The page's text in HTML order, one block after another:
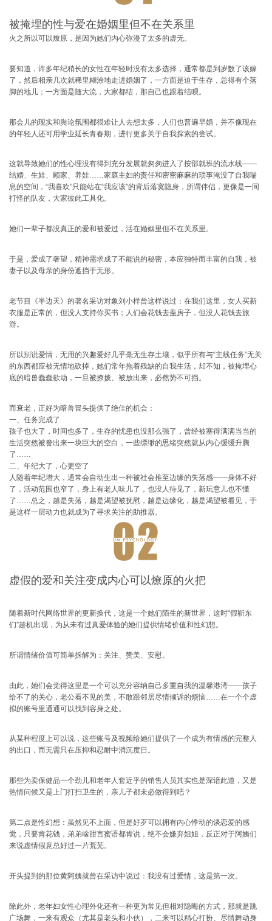
被掩埋的性与爱在婚姻里但不在关系里
火之所以可以燎原，是因为她们内心弥漫了太多的虚无。
要知道，许多年纪稍长的女性在年轻时没有太多选择，通常都是到岁数了该嫁
了，然后相亲几次就稀里糊涂地走进婚姻了，一方面是迫于生存，总得有个落
脚的地儿；一方面是随大流，大家都结，那自己也跟着结呗。
那会儿的现实和舆论氛围都很难让人去想太多，人们也普遍早婚，并不像现在
的年轻人还可用学业延长青春期，进行更多关于自我探索的尝试。
这就导致她们的性心理没有得到充分发展就匆匆进入了按部就班的流水线——
结婚、生娃、顾家、养娃……家庭主妇的责任和密密麻麻的琐事淹没了自我喘
息的空间，“我喜欢”只能站在“我应该”的背后落寞隐身，所谓伴侣，更像是一同
打怪的队友，大家彼此工具化。
她们一辈子都没真正的爱和被爱过，活在婚姻里但不在关系里。
于是，爱成了奢望，精神需求成了不能说的秘密，本应独特而丰富的自我，被
妻子以及母亲的身份遮挡于无形。
老节目《半边天》的著名采访对象刘小样曾这样说过：在我们这里，女人买新
衣服是正常的，但没人支持你买书；人们会花钱去盖房子，但没人花钱去旅
游。
所以别说爱情， 无用的兴趣爱好几乎毫无生存土壤，似乎所有与“主线任务”无关
的东西都应被无情地砍掉，她们常年拖着残缺的自我生活，却不知，被掩埋心
底的暗兽蠢蠢欲动，一旦被撩拨、被放出来，必然势不可挡。
而衰老，正好为暗兽冒头提供了绝佳的机会：
一、任务完成了
孩子也大了，时间也多了，生存的忧患也没那么强了，曾经被塞得满满当当的
生活突然被誊出来一块巨大的空白，一些缥缈的思绪突然就从内心缓缓升腾
了……
二、年纪大了，心更空了
人随着年纪增大，通常会自动生出一种被社会推至边缘的失落感——身体不好
了，活动范围也窄了，身上有老人味儿了，也没人待见了，新玩意儿也不懂
了……总之，越是失落，越是渴望被抚慰，越是边缘化，越是渴望被看见，于
是这样一层动力也就成为了寻求关注的助推器。
虚假的爱和关注变成内心可以燎原的火把
随着新时代网络世界的更新换代，这是一个她们陌生的新世界，这时“假靳东
们”趁机出现，为从未有过真爱体验的她们提供情绪价值和性幻想。
所谓情绪价值可简单拆解为：关注、赞美、安慰。
由此，她们会觉得这里是一个可以充分容纳自己多重自我的温馨港湾——孩子
给不了的关心，老公看不见的美，不敢跟邻居尽情倾诉的烦恼……在一个个虚
拟的账号里通通可以找到容身之处。
从某种程度上可以说，这些账号及视频给她们提供了一个成为有情感的完整人
的出口，而无需只在压抑和忍耐中消沉度日。
那些为卖保健品一个劲儿和老年人套近乎的销售人员其实也是深谙此道，又是
热情问候又是上门打扫卫生的，亲儿子都未必做得到吧？
第二点是性幻想：虽然见不上面，但是好歹可以拥有内心悸动的谈恋爱的感
觉，只要肯花钱，弟弟啥甜言蜜语都肯说，绝不会嫌弃姐姐，反正对于阿姨们
来说虚情假意总好过一片荒芜。
开头提到的那位黄阿姨就曾在采访中说过： 我没有过爱情，这是第一次。
除此外，老年妇女性心理外化还有一种更为常见但相对隐晦的方式，那就是跳
广场舞，一来有观众（尤其是老头和小伙），二来可以精心打扮、尽情舞动身